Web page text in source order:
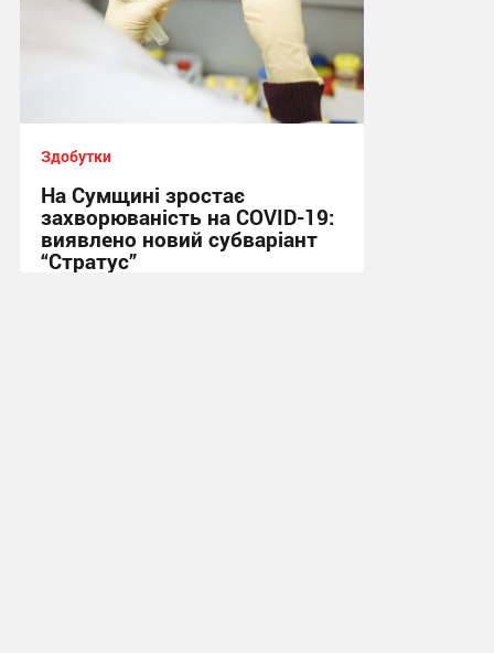
Здобутки
На Сумщині зростає
захворюваність на COVID-19:
виявлено новий субваріант
“Стратус”